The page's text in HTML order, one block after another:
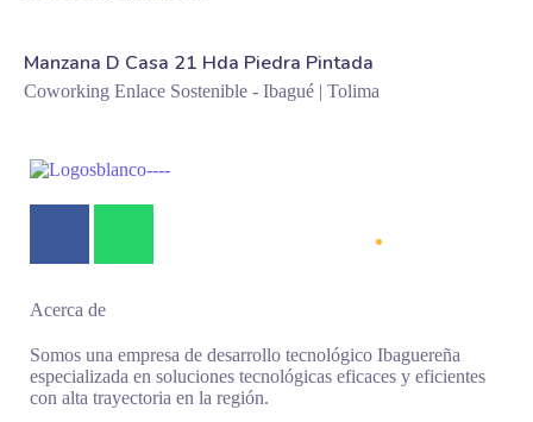
Manzana D Casa 21 Hda Piedra Pintada
Coworking Enlace Sostenible - Ibagué | Tolima
Acerca de
Somos una empresa de desarrollo tecnológico Ibaguereña
especializada en soluciones tecnológicas eficaces y eficientes
con alta trayectoria en la región.